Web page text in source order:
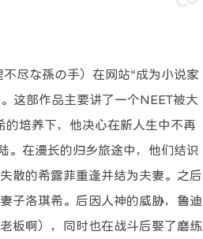
尽な孫の手）在网站“成为小说家
这部作品主要讲了一个NEET被大
培养下，他决心在新人生中不再
。在漫长的归乡旅途中，他们结识
散的希露菲重逢并结为夫妻。之后
子洛琪希。后因人神的威胁，鲁迪
板啊），同时也在战斗后娶了磨练